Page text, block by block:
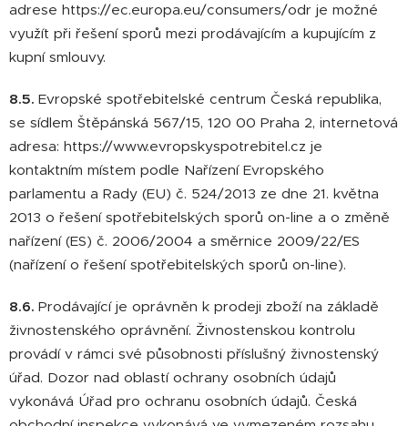
adrese https://ec.europa.eu/consumers/odr je možné
využít při řešení sporů mezi prodávajícím a kupujícím z
kupní smlouvy.
8.5. Evropské spotřebitelské centrum Česká republika,
se sídlem Štěpánská 567/15, 120 00 Praha 2, internetová
adresa: https://www.evropskyspotrebitel.cz je
kontaktním místem podle Nařízení Evropského
parlamentu a Rady (EU) č. 524/2013 ze dne 21. května
2013 o řešení spotřebitelských sporů on-line a o změně
nařízení (ES) č. 2006/2004 a směrnice 2009/22/ES
(nařízení o řešení spotřebitelských sporů on-line).
8.6. Prodávající je oprávněn k prodeji zboží na základě
živnostenského oprávnění. Živnostenskou kontrolu
provádí v rámci své působnosti příslušný živnostenský
úřad. Dozor nad oblastí ochrany osobních údajů
vykonává Úřad pro ochranu osobních údajů. Česká